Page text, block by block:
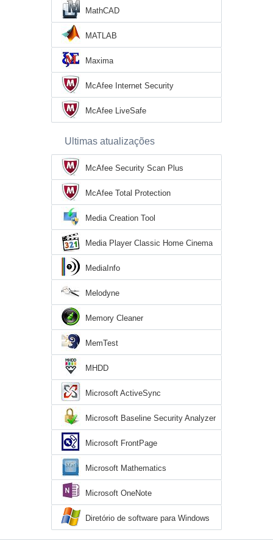
MathCAD
MATLAB
Maxima
McAfee Internet Security
McAfee LiveSafe
Ultimas atualizações
McAfee Security Scan Plus
McAfee Total Protection
Media Creation Tool
Media Player Classic Home Cinema
MediaInfo
Melodyne
Memory Cleaner
MemTest
MHDD
Microsoft ActiveSync
Microsoft Baseline Security Analyzer
Microsoft FrontPage
Microsoft Mathematics
Microsoft OneNote
Diretório de software para Windows
XP